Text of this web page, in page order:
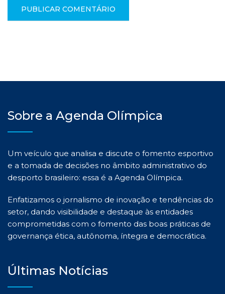
Sobre a Agenda Olímpica
Um veículo que analisa e discute o fomento esportivo
e a tomada de decisões no âmbito administrativo do
desporto brasileiro: essa é a Agenda Olímpica.
Enfatizamos o jornalismo de inovação e tendências do
setor, dando visibilidade e destaque às entidades
comprometidas com o fomento das boas práticas de
governança ética, autônoma, íntegra e democrática.
Últimas Notícias